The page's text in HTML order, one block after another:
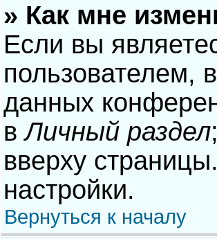
» Как мне
Если вы
пользователем,
данных
вЛичный раздел
вверху
настройки.
Вернуться к началу